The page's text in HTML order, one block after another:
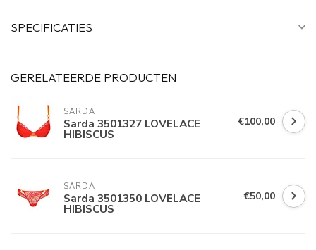
SPECIFICATIES
GERELATEERDE PRODUCTEN
SARDA
Sarda 3501327 LOVELACE
HIBISCUS
€100,00
SARDA
Sarda 3501350 LOVELACE
HIBISCUS
€50,00